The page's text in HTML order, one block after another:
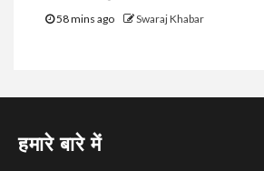
58 mins ago Swaraj Khabar
हमारे बारे में